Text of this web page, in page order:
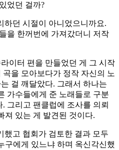
었던 걸까?
하던 시절이 아니었으니까요.
을 한꺼번에 가져갔더니 저작
이터 편을 만들었던 게 그 시작
을 모아보다가 정작 자신의 노
걸 깨달았다. 그래서 하나는
가수들에게 준 노래들로 구분
그리고 팬클럽에 조사를 의뢰
져 있는 게 발견된 것이다.
했고 협회가 검토한 결과 모두
구에게 있느냐 하며 옥신각신했